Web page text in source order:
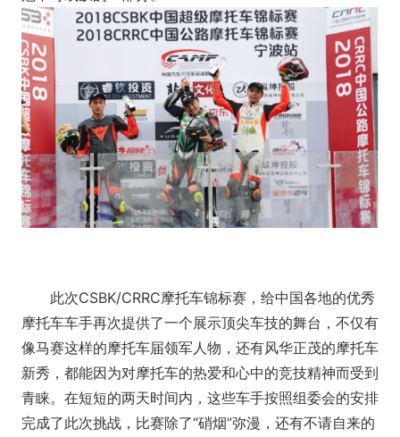
此次CSBK/CRRC摩托车锦标赛，给中国各地的优秀
摩托车车手再次提供了一个展示顶尖车技的舞台，不仅有
像马赛这样的摩托车届领军人物，还有风华正茂的摩托车
新秀，都能因为对摩托车的热爱和心中的竞技精神而受到
青睐。在短短的两天时间内，这些车手按照组委会的安排
完成了此次挑战，比赛除了“硝烟”弥漫，还有不请自来的